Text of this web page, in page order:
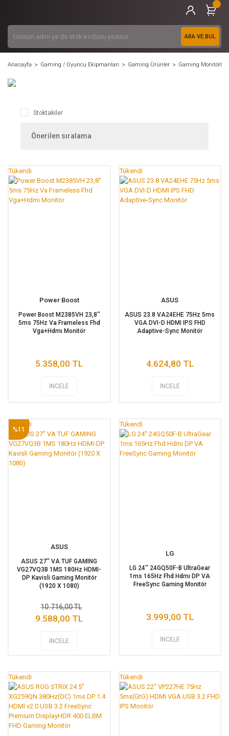
ARA VE BUL
Anasayfa Gaming / Oyuncu Ekipmanları Gaming Ürünler Gaming Monitörler
Stoktakiler
Tükendi
Power Boost
Power Boost M2385VH 23,8''
5ms 75Hz Va Frameless Fhd
Vga+Hdmı Monitör
5.358,00 TL
İNCELE
Tükendi
ASUS
ASUS 23.8 VA24EHE 75Hz 5ms
VGA DVI-D HDMI IPS FHD
Adaptive-Sync Monitör
4.624,80 TL
İNCELE
%11
Tükendi
ASUS
ASUS 27'' VA TUF GAMING
VG27VQ3B 1MS 180Hz HDMI-
DP Kavisli Gaming Monitör
(1920 X 1080)
9.588,00 TL
10.716,00 TL
İNCELE
Tükendi
LG
LG 24'' 24GQ50F-B UltraGear
1ms 165Hz Fhd Hdmı DP VA
FreeSync Gaming Monitör
3.999,00 TL
İNCELE
Tükendi Tükendi